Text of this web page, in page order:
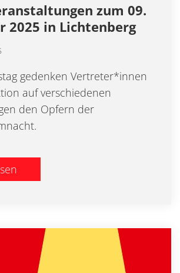
zum 09.
2025 in Lichtenberg
gedenken Vertreter*innen
auf verschiedenen
den Opfern der